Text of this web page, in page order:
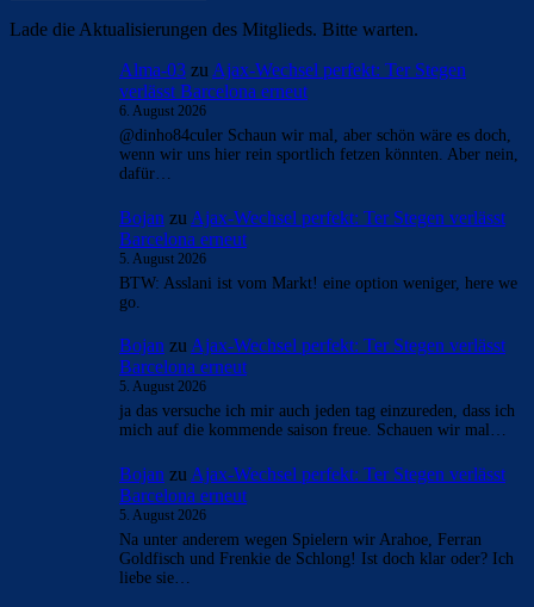
Lade die Aktualisierungen des Mitglieds. Bitte warten.
Alma-03 zu Ajax-Wechsel perfekt: Ter Stegen
verlässt Barcelona erneut
6. August 2026
@dinho84culer Schaun wir mal, aber schön wäre es doch,
wenn wir uns hier rein sportlich fetzen könnten. Aber nein,
dafür…
Bojan zu Ajax-Wechsel perfekt: Ter Stegen verlässt
Barcelona erneut
5. August 2026
BTW: Asslani ist vom Markt! eine option weniger, here we
go.
Bojan zu Ajax-Wechsel perfekt: Ter Stegen verlässt
Barcelona erneut
5. August 2026
ja das versuche ich mir auch jeden tag einzureden, dass ich
mich auf die kommende saison freue. Schauen wir mal…
Bojan zu Ajax-Wechsel perfekt: Ter Stegen verlässt
Barcelona erneut
5. August 2026
Na unter anderem wegen Spielern wir Arahoe, Ferran
Goldfisch und Frenkie de Schlong! Ist doch klar oder? Ich
liebe sie…